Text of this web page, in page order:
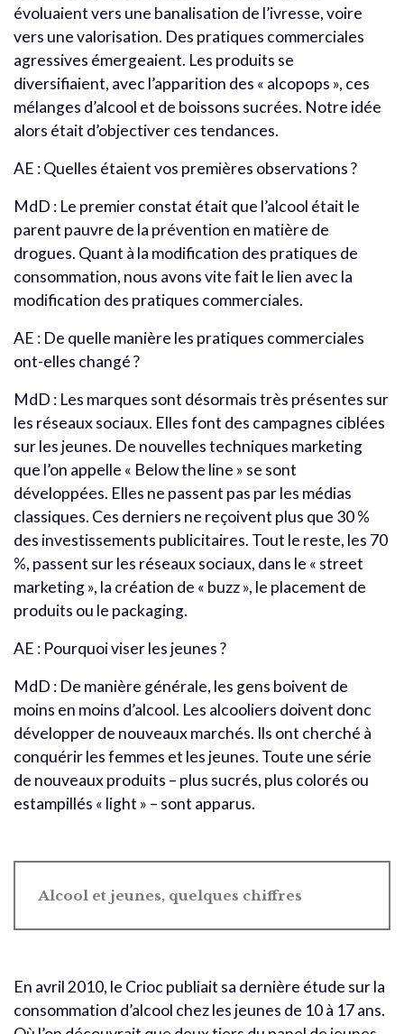
évoluaient vers une banalisation de l’ivresse, voire
vers une valorisation. Des pratiques commerciales
agressives émergeaient. Les produits se
diversifiaient, avec l’apparition des « alcopops », ces
mélanges d’alcool et de boissons sucrées. Notre idée
alors était d’objectiver ces tendances.
AE : Quelles étaient vos premières observations ?
MdD : Le premier constat était que l’alcool était le
parent pauvre de la prévention en matière de
drogues. Quant à la modification des pratiques de
consommation, nous avons vite fait le lien avec la
modification des pratiques commerciales.
AE : De quelle manière les pratiques commerciales
ont-elles changé ?
MdD : Les marques sont désormais très présentes sur
les réseaux sociaux. Elles font des campagnes ciblées
sur les jeunes. De nouvelles techniques marketing
que l’on appelle « Below the line » se sont
développées. Elles ne passent pas par les médias
classiques. Ces derniers ne reçoivent plus que 30 %
des investissements publicitaires. Tout le reste, les 70
%, passent sur les réseaux sociaux, dans le « street
marketing », la création de « buzz », le placement de
produits ou le packaging.
AE : Pourquoi viser les jeunes ?
MdD : De manière générale, les gens boivent de
moins en moins d’alcool. Les alcooliers doivent donc
développer de nouveaux marchés. Ils ont cherché à
conquérir les femmes et les jeunes. Toute une série
de nouveaux produits – plus sucrés, plus colorés ou
estampillés « light » – sont apparus.
Alcool et jeunes, quelques chiffres
En avril 2010, le Crioc publiait sa dernière étude sur la
consommation d’alcool chez les jeunes de 10 à 17 ans.